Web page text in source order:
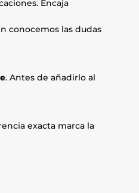
Encaja
conocemos las dudas
. Antes de añadirlo al
exacta marca la